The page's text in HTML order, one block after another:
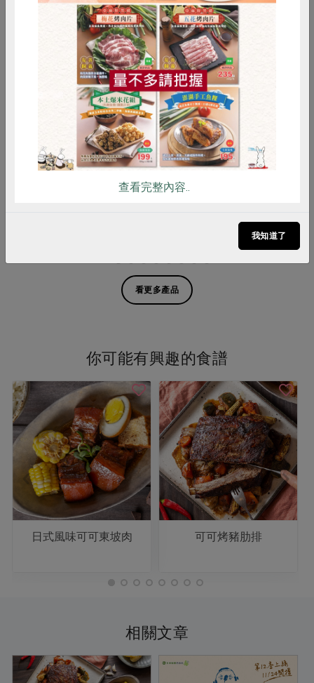
信功實業股份有限公司
漢堡肉-360g
信功實業股份有限公司
貢丸-300g
300公克
看更多產品
你可能有興趣的食譜
日式風味可可東坡肉 可可烤豬肋排
相關文章
RPET 食譜 減硝酸鹽
雞蛋 食安 共同購買
查看完整內容..
我知道了